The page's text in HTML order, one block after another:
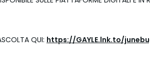
QUI: https://GAYLE.lnk.to/